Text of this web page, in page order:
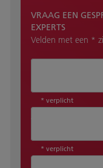
VRAAG EEN
EXPERTS
Velden met een *
* verplicht
* verplicht